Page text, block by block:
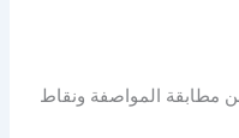
مطابقة المواصفة ونقاط